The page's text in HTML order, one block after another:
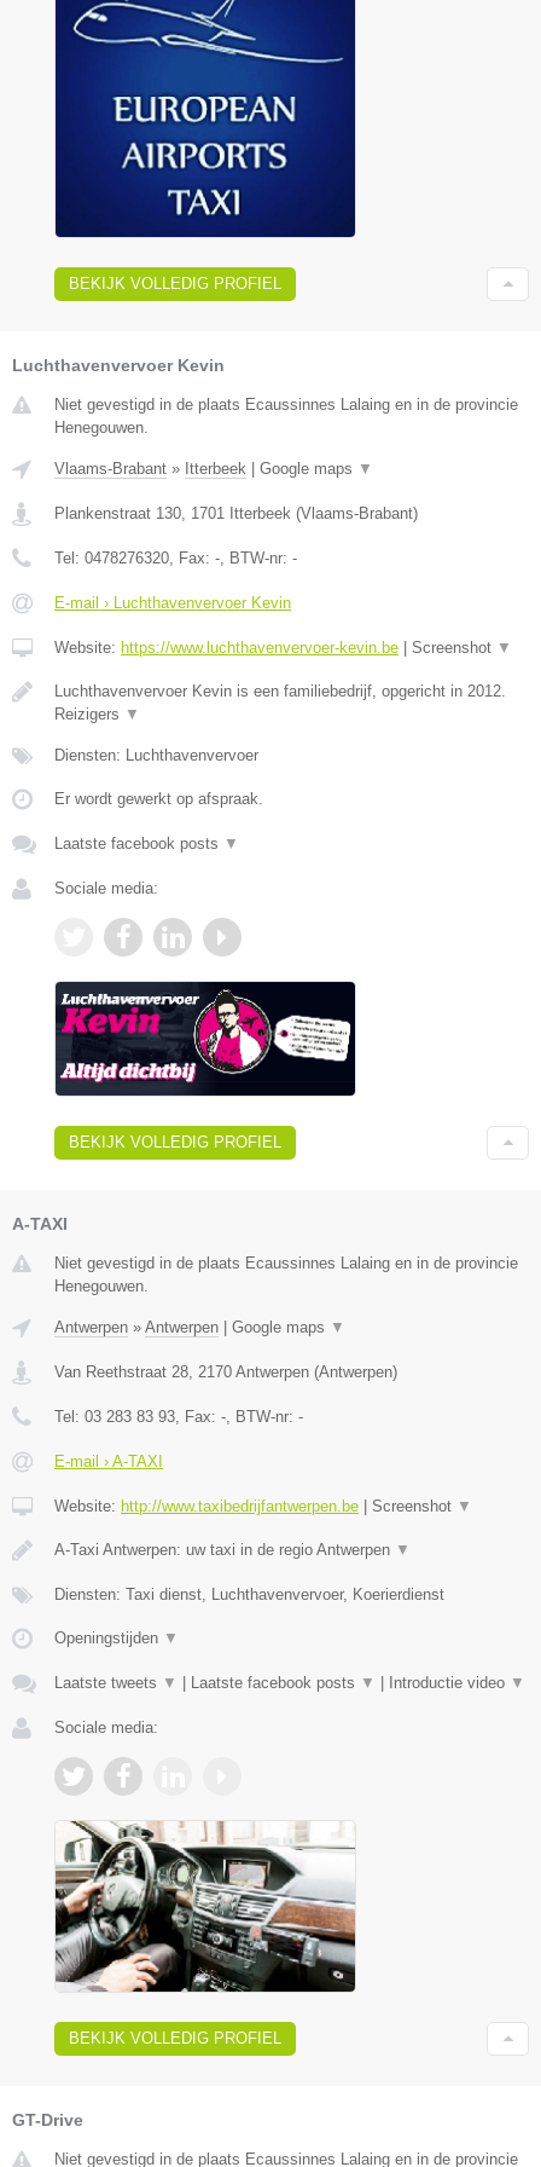
BEKIJK VOLLEDIG PROFIEL
Luchthavenvervoer Kevin
Niet gevestigd in de plaats Ecaussinnes Lalaing en in de provincie
Henegouwen.
Vlaams-Brabant » Itterbeek Google maps ▼
Plankenstraat 130, 1701 Itterbeek (Vlaams-Brabant)
Tel: 0478276320, Fax: -, BTW-nr: -
E-mail › Luchthavenvervoer Kevin
Website: https://www.luchthavenvervoer-kevin.be Screenshot ▼
Luchthavenvervoer Kevin is een familiebedrijf, opgericht in 2012.
Reizigers ▼
Diensten: Luchthavenvervoer
Er wordt gewerkt op afspraak.
Laatste facebook posts ▼
Sociale media:
BEKIJK VOLLEDIG PROFIEL
A-TAXI
Niet gevestigd in de plaats Ecaussinnes Lalaing en in de provincie
Henegouwen.
Antwerpen » Antwerpen Google maps ▼
Van Reethstraat 28, 2170 Antwerpen (Antwerpen)
Tel: 03 283 83 93, Fax: -, BTW-nr: -
E-mail › A-TAXI
Website: http://www.taxibedrijfantwerpen.be Screenshot ▼
A-Taxi Antwerpen: uw taxi in de regio Antwerpen ▼
Diensten: Taxi dienst, Luchthavenvervoer, Koerierdienst
Openingstijden ▼
Laatste tweets ▼ Laatste facebook posts ▼ Introductie video ▼
Sociale media:
BEKIJK VOLLEDIG PROFIEL
GT-Drive
Niet gevestigd in de plaats Ecaussinnes Lalaing en in de provincie